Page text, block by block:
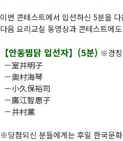
이번 콘테스트에서 입선하신 5분을
다음 요리교실 동영상과 콘테스트에
【안동찜닭 입선자】(5분) ※경칭
－室井明子
－奥村海琴
－小久保裕司
－廣江智恵子
－井村薫
※당첨되신 분들에게는 후일 한국문